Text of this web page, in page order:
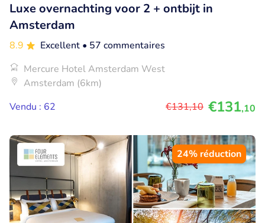
Luxe overnachting voor 2 + ontbijt in
Amsterdam
8.9 Excellent • 57 commentaires
Mercure Hotel Amsterdam West
Amsterdam (6km)
Vendu : 62
€131,10 €131,10
24% réduction